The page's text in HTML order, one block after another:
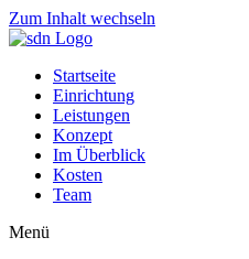
Zum Inhalt wechseln
Startseite
Einrichtung
Leistungen
Konzept
Im Überblick
Kosten
Team
Menü